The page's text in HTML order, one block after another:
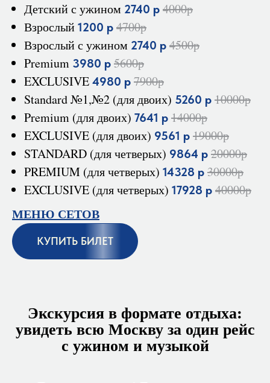
Детский с ужином 2740 р 4000р
Взрослый 1200 р 4700р
Взрослый с ужином 2740 р 4500р
Premium 3980 р 5600р
EXCLUSIVE 4980 р 7900р
Standard №1,№2 (для двоих) 5260 р 10000р
Premium (для двоих) 7641 р 14000р
EXCLUSIVE (для двоих) 9561 р 19000р
STANDARD (для четверых) 9864 р 20000р
PREMIUM (для четверых) 14328 р 30000р
EXCLUSIVE (для четверых) 17928 р 40000р
МЕНЮ СЕТОВ
КУПИТЬ БИЛЕТ
Экскурсия в формате отдыха:
увидеть всю Москву за один рейс
с ужином и музыкой